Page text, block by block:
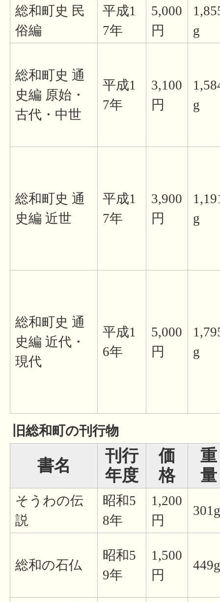
総和町史 民
俗編
平成1
7年
5,000
円
g
総和町史 通
史編 原始・
古代・中世
平成1
7年
3,100
円
g
総和町史 通
史編 近世
平成1
7年
3,900
円
g
総和町史 通
史編 近代・
現代
平成1
6年
5,000
円
g
旧総和町の刊行物
書名
刊行
年度
価
格
重
量
そうわの伝
説
昭和5
8年
1,200
円
301g
総和の石仏
昭和5
9年
1,500
円
449g